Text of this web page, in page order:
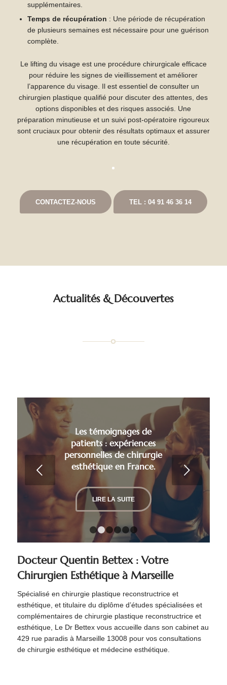
supplémentaires.
Temps de récupération : Une période de récupération
de plusieurs semaines est nécessaire pour une guérison
complète.
Le lifting du visage est une procédure chirurgicale efficace
pour réduire les signes de vieillissement et améliorer
l’apparence du visage. Il est essentiel de consulter un
chirurgien plastique qualifié pour discuter des attentes, des
options disponibles et des risques associés. Une
préparation minutieuse et un suivi post-opératoire rigoureux
sont cruciaux pour obtenir des résultats optimaux et assurer
une récupération en toute sécurité.
CONTACTEZ-NOUS TEL : 04 91 46 36 14
Actualités & Découvertes
Les témoignages de
patients : expériences
personnelles de chirurgie
esthétique en France.
LIRE LA SUITE
Suivant
1 2 3 4 5 6
Docteur Quentin Bettex : Votre
Chirurgien Esthétique à Marseille
Spécialisé en chirurgie plastique reconstructrice et
esthétique, et titulaire du diplôme d’études spécialisées et
complémentaires de chirurgie plastique reconstructrice et
esthétique, Le Dr Bettex vous accueille dans son cabinet au
429 rue paradis à Marseille 13008 pour vos consultations
de chirurgie esthétique et médecine esthétique.